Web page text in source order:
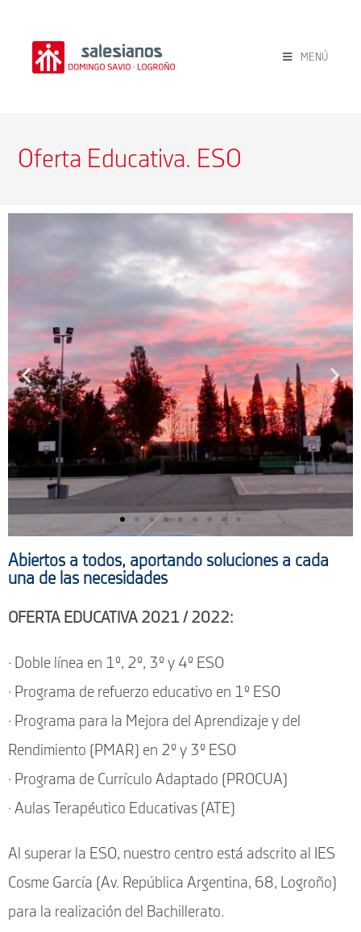
MENÚ
Oferta Educativa. ESO
Oferta
Educativa
Secundaria
Obligatoria
Más info
Abiertos a todos, aportando soluciones a cada
una de las necesidades
OFERTA EDUCATIVA 2021 / 2022:
· Doble línea en 1º, 2º, 3º y 4º ESO
· Programa de refuerzo educativo en 1º ESO
· Programa para la Mejora del Aprendizaje y del
Rendimiento (PMAR) en 2º y 3º ESO
· Programa de Currículo Adaptado (PROCUA)
· Aulas Terapéutico Educativas (ATE)
Al superar la ESO, nuestro centro está adscrito al IES
Cosme García (Av. República Argentina, 68, Logroño)
para la realización del Bachillerato.